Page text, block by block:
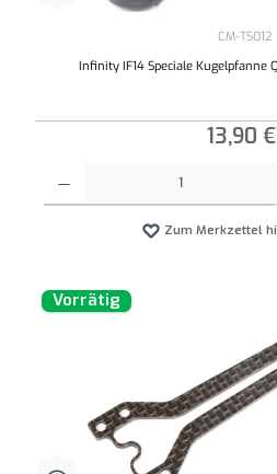
CM-TS012
Infinity IF14 Speciale Kugelpfanne
13,90
Zum Merkzettel
Vorrätig